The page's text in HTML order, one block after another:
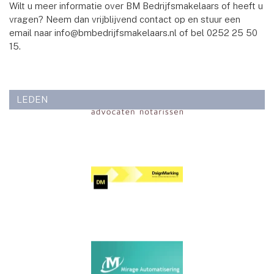
Wilt u meer informatie over BM Bedrijfsmakelaars of heeft u
vragen? Neem dan vrijblijvend contact op en stuur een
email naar info@bmbedrijfsmakelaars.nl of bel 0252 25 50
15.
LEDEN